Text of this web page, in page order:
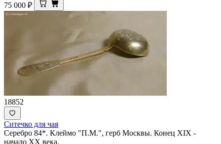
75 000 ₽
18852
Ситечко для чая
Серебро 84*. Клеймо "П.М.", герб Москвы. Конец XIX -
начало ХХ века.